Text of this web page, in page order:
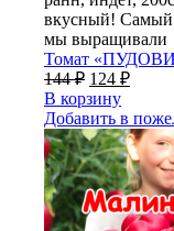
вкусный! Самый
мы выращивали
Томат
144₽ 124 ₽
В корзину
Добавить в